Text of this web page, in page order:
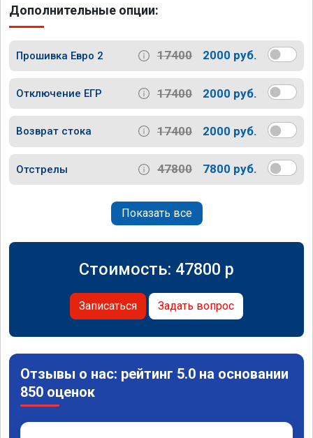
Дополнительные опции:
Прошивка Евро 2 17400 2000 руб.
Отключение ЕГР 17400 2000 руб.
Возврат стока 17400 2000 руб.
Отстрелы 47800 7800 руб.
Показать все
Стоимость: 47800 p
Записаться Задать вопрос
Отзывы о нас: рейтинг 5.0 на основании
850 оценок